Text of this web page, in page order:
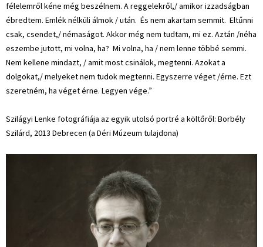
félelemről kéne még beszélnem. A reggelekről,/ amikor izzadságban
ébredtem. Emlék nélküli álmok / után. És nem akartam semmit. Eltűnni
csak, csendet,/ némaságot. Akkor még nem tudtam, mi ez. Aztán /néha
eszembe jutott, mi volna, ha? Mi volna, ha / nem lenne többé semmi.
Nem kellene mindazt, / amit most csinálok, megtenni. Azokat a
dolgokat,/ melyeket nem tudok megtenni. Egyszerre véget /érne. Ezt
szeretném, ha véget érne. Legyen vége.”
Szilágyi Lenke fotográfiája az egyik utolsó portré a költőről: Borbély
Szilárd, 2013 Debrecen (a Déri Múzeum tulajdona)